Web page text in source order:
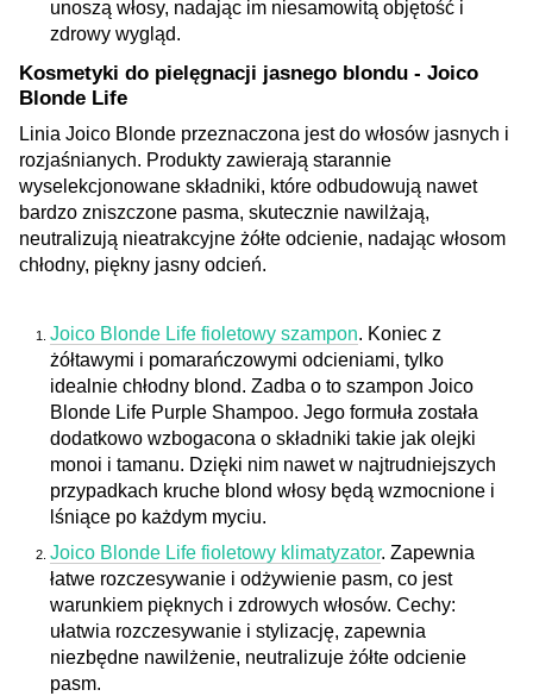
unoszą włosy, nadając im niesamowitą objętość i
zdrowy wygląd.
Kosmetyki do pielęgnacji jasnego blondu - Joico
Blonde Life
Linia Joico Blonde przeznaczona jest do włosów jasnych i
rozjaśnianych. Produkty zawierają starannie
wyselekcjonowane składniki, które odbudowują nawet
bardzo zniszczone pasma, skutecznie nawilżają,
neutralizują nieatrakcyjne żółte odcienie, nadając włosom
chłodny, piękny jasny odcień.
Joico Blonde Life fioletowy szampon. Koniec z
żółtawymi i pomarańczowymi odcieniami, tylko
idealnie chłodny blond. Zadba o to szampon Joico
Blonde Life Purple Shampoo. Jego formuła została
dodatkowo wzbogacona o składniki takie jak olejki
monoi i tamanu. Dzięki nim nawet w najtrudniejszych
przypadkach kruche blond włosy będą wzmocnione i
lśniące po każdym myciu.
Joico Blonde Life fioletowy klimatyzator. Zapewnia
łatwe rozczesywanie i odżywienie pasm, co jest
warunkiem pięknych i zdrowych włosów. Cechy:
ułatwia rozczesywanie i stylizację, zapewnia
niezbędne nawilżenie, neutralizuje żółte odcienie
pasm.